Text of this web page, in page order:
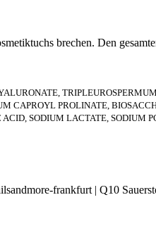
brechen. Den
CAPROYL PROLINATE,
SODIUM LACTATE, SODIUM